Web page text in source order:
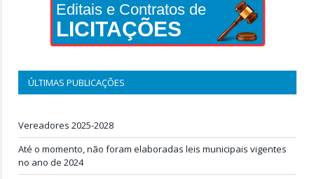
Editais e Contratos de
LICITAÇÕES
ÚLTIMAS PUBLICAÇÕES
Vereadores 2025-2028
Até o momento, não foram elaboradas leis municipais vigentes
no ano de 2024